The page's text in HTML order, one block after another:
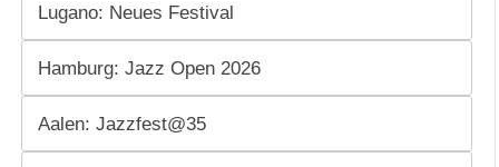
Lugano: Neues Festival
Hamburg: Jazz Open 2026
Aalen: Jazzfest@35